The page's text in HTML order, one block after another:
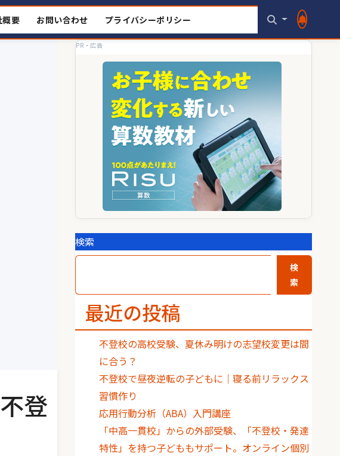
概要 お問い合わせ プライバシーポリシー
登
PR・広告
検索
検
索
最近の投稿
不登校の高校受験、夏休み明けの志望校変更は間
に合う？
不登校で昼夜逆転の子どもに｜寝る前リラックス
習慣作り
応用行動分析（ABA）入門講座
「中高一貫校」からの外部受験、「不登校・発達
特性」を持つ子どももサポート。オンライン個別